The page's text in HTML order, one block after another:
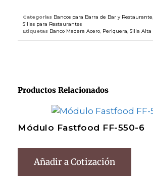
Categorías Bancos para Barra de Bar y Restaurante
Sillas para Restaurantes
Etiquetas Banco Madera Acero Periquera Silla Alta
Productos Relacionados
Módulo Fastfood FF-550-6
Añadir a Cotización